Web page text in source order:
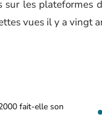
sur les plateformes
vues il y a vingt
fait-elle son